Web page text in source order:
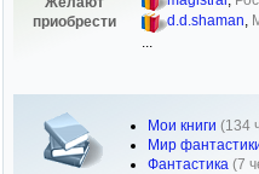
приобрести
d.d.shaman,
Мои книги (134
Мир
Фантастика (7